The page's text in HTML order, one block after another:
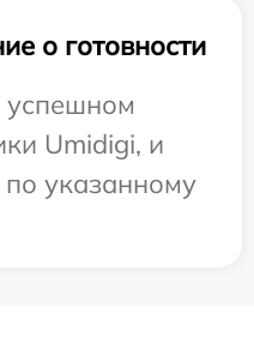
о готовности
Umidigi, и
по указанному